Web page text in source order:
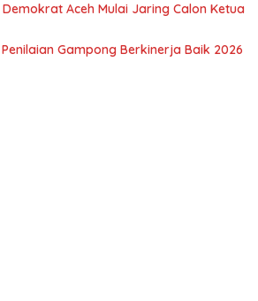
Aceh Mulai Jaring Calon Ketua
Gampong Berkinerja Baik 2026